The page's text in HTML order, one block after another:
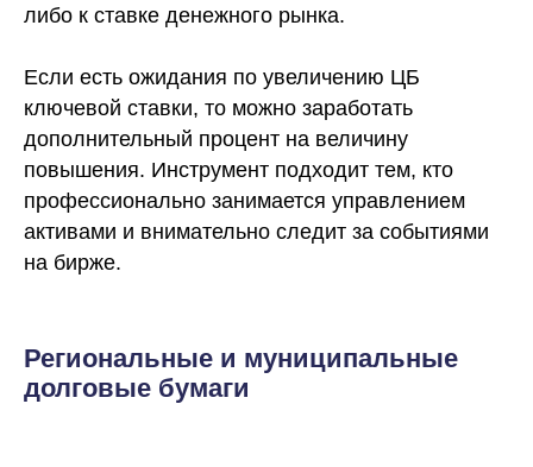
либо к ставке денежного рынка.
Если есть ожидания по увеличению ЦБ
ключевой ставки, то можно заработать
дополнительный процент на величину
повышения. Инструмент подходит тем, кто
профессионально занимается управлением
активами и внимательно следит за событиями
на бирже.
Региональные и муниципальные
долговые бумаги